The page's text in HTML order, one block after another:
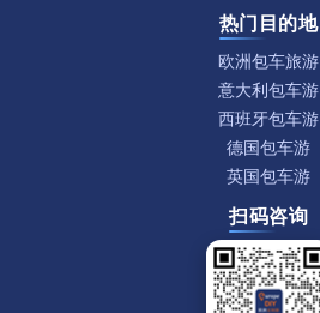
热门目的地
欧洲包车旅游
意大利包车游
西班牙包车游
德国包车游
英国包车游
扫码咨询